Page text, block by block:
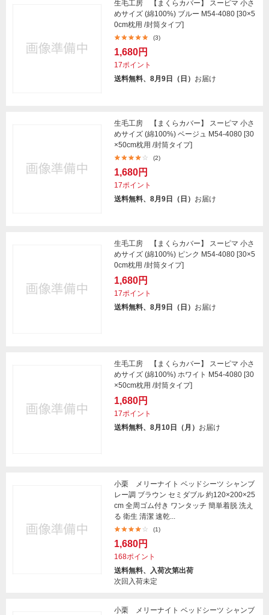
生毛工房 【まくらカバー】 スーピマ 小さ
めサイズ (綿100%) ブルー M54-4080 [30×5
0cm枕用 /封筒タイプ]
(3)
1,680円
17ポイント
送料無料、8月9日（日） お届け
生毛工房 【まくらカバー】 スーピマ 小さ
めサイズ (綿100%) ベージュ M54-4080 [30
×50cm枕用 /封筒タイプ]
(2)
1,680円
17ポイント
送料無料、8月9日（日） お届け
生毛工房 【まくらカバー】 スーピマ 小さ
めサイズ (綿100%) ピンク M54-4080 [30×5
0cm枕用 /封筒タイプ]
1,680円
17ポイント
送料無料、8月9日（日） お届け
生毛工房 【まくらカバー】 スーピマ 小さ
めサイズ (綿100%) ホワイト M54-4080 [30
×50cm枕用 /封筒タイプ]
1,680円
17ポイント
送料無料、8月10日（月） お届け
小栗 メリーナイト ベッドシーツ シャンブ
レー調 ブラウン セミダブル 約120×200×25
cm 全周ゴム付き ワンタッチ 簡単着脱 洗え
る 衛生 清潔 速乾...
(1)
1,680円
168ポイント
送料無料、入荷次第出荷
次回入荷未定
小栗 メリーナイト ベッドシーツ シャンブ